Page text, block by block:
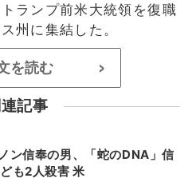
ランプ前米大統領を復職
州に集結した。
を読む >
記事
ン信奉の男、「蛇のDNA」信
も2人殺害 米